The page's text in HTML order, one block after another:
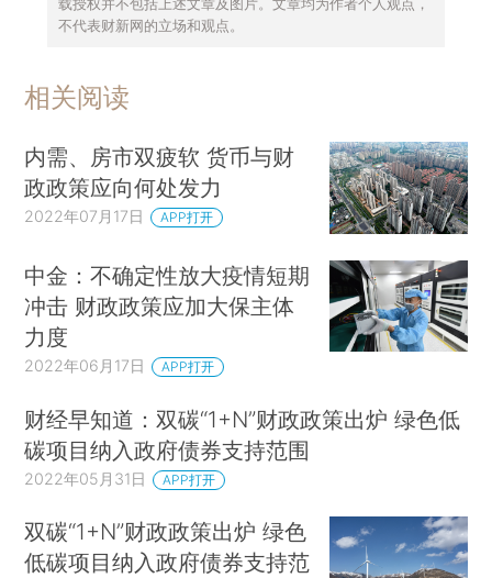
载授权并不包括上述文章及图片。文章均为作者个人观点，
不代表财新网的立场和观点。
相关阅读
内需、房市双疲软 货币与财
政政策应向何处发力
2022年07月17日 APP打开
中金：不确定性放大疫情短期
冲击 财政政策应加大保主体
力度
2022年06月17日 APP打开
财经早知道：双碳“1+N”财政政策出炉 绿色低
碳项目纳入政府债券支持范围
2022年05月31日 APP打开
双碳“1+N”财政政策出炉 绿色
低碳项目纳入政府债券支持范